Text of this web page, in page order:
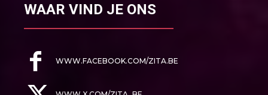
WAAR VIND JE ONS
WWW.FACEBOOK.COM/ZITA.BE